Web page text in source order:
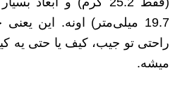
19.7 میلی‌متر) اونه. این
راحتی تو جیب، کیف یا حتی یه
میشه.